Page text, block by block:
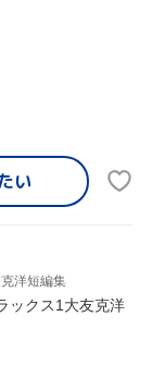
い
洋短編集
ックス1大友克洋